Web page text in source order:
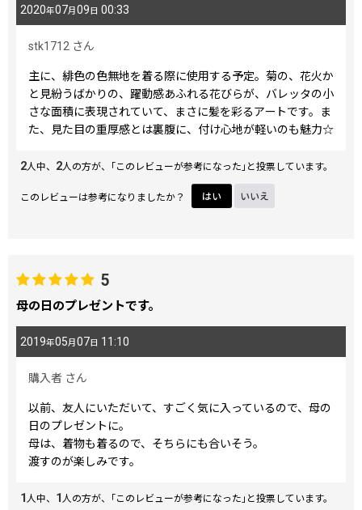
2020年07月09日 00:33
stk1712 さん
主に、緋色の色無地を着る際に使用する予定。菊の、花火か
と見紛うばかりの、躍動感あふれる花びらが、バレッタの小
さな面積に表現されていて、まさに髪を彩るアートです。ま
た、見た目の重厚感とは裏腹に、付け心地が軽いのも魅力☆
2人中、 2人の方が、｢このレビューが参考になった｣と投票しています。
このレビューは参考になりましたか？ はい いいえ
5
母の日のプレゼントです。
2019年05月07日 11:10
購入者 さん
以前、友人にいただいて、すごく気に入っているので、母の
日のプレゼントに。
母は、着物も着るので、そちらにも合いそう。
渡すのが楽しみです。
1人中、 1人の方が、｢このレビューが参考になった｣と投票しています。